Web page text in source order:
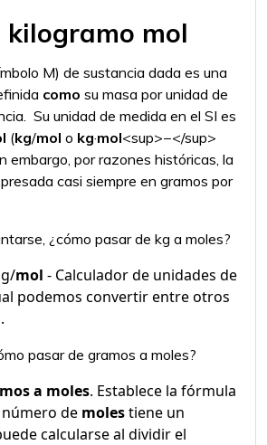
kilogramo mol
M) de sustancia dada es una
como su masa por unidad de
Su unidad de medida en el SI es
(kg/mol o kg·mol<sup>−</sup>
embargo, por razones históricas, la
casi siempre en gramos por
¿cómo pasar de kg a moles?
mol - Calculador de unidades de
podemos convertir entre otros
.
pasar de gramos a moles?
a moles. Establece la fórmula
de molestiene un
calcularse al dividir el